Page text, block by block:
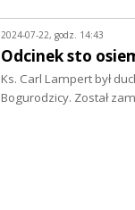
2024-07-22, godz. 14:43
Odcinek sto
Ks. Carl Lampert był
Bogurodzicy. Został